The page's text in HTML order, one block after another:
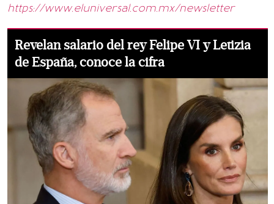
https://www.eluniversal.com.mx/newsletter
Revelan salario del rey Felipe VI y Letizia
de España, conoce la cifra